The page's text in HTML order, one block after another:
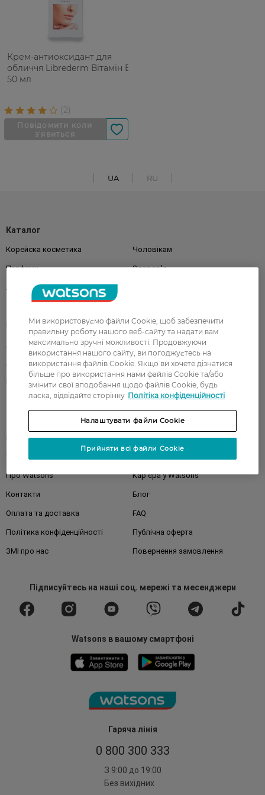
Крем-антиоксидант для
обличчя Librederm Вітамін Е
50 мл
UA RU
Гаряча лінія
0 800 300 333
З 9:00 до 19:00
Без вихідних
Каталог
Корейска косметика Чоловікам
Парфуми Здоров'я
Акції
Подарунки Діти
Волосся
Аксесуари Дерматокосметика
Бренди
Правила та умови Магазини
Watsons Club
Про Watsons Кар'єра у Watsons
Контакти Блог
Оплата та доставка FAQ
Політика конфіденційності Публічна оферта
ЗМІ про нас Повернення замовлення
Підписуйтесьна наші соц. мережі та месенджери
Watsons в вашому смартфоні
Ми використовуємо файли Cookie, щоб забезпечити
правильну роботу нашого веб-сайту та надати вам
максимально зручні можливості. Продовжуючи
використання нашого сайту, ви погоджуєтесь на
використання файлів Cookie. Якщо ви хочете дізнатися
більше про використання нами файлів Cookie та/або
змінити свої вподобання щодо файлів Cookie, будь
ласка, відвідайте сторінку Політіка конфіденційності
Налаштувати файли Cookie
Прийняти всі файли Cookie